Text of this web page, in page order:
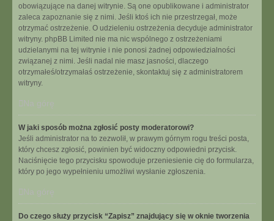
obowiązujące na danej witrynie. Są one opublikowane i administrator
zaleca zapoznanie się z nimi. Jeśli ktoś ich nie przestrzegał, może
otrzymać ostrzeżenie. O udzieleniu ostrzeżenia decyduje administrator
witryny. phpBB Limited nie ma nic wspólnego z ostrzeżeniami
udzielanymi na tej witrynie i nie ponosi żadnej odpowiedzialności
związanej z nimi. Jeśli nadal nie masz jasności, dlaczego
otrzymałeś/otrzymałaś ostrzeżenie, skontaktuj się z administratorem
witryny.
Na górę
W jaki sposób można zgłosić posty moderatorowi?
Jeśli administrator na to zezwolił, w prawym górnym rogu treści posta,
który chcesz zgłosić, powinien być widoczny odpowiedni przycisk.
Naciśnięcie tego przycisku spowoduje przeniesienie cię do formularza,
który po jego wypełnieniu umożliwi wysłanie zgłoszenia.
Na górę
Do czego służy przycisk “Zapisz” znajdujący się w oknie tworzenia